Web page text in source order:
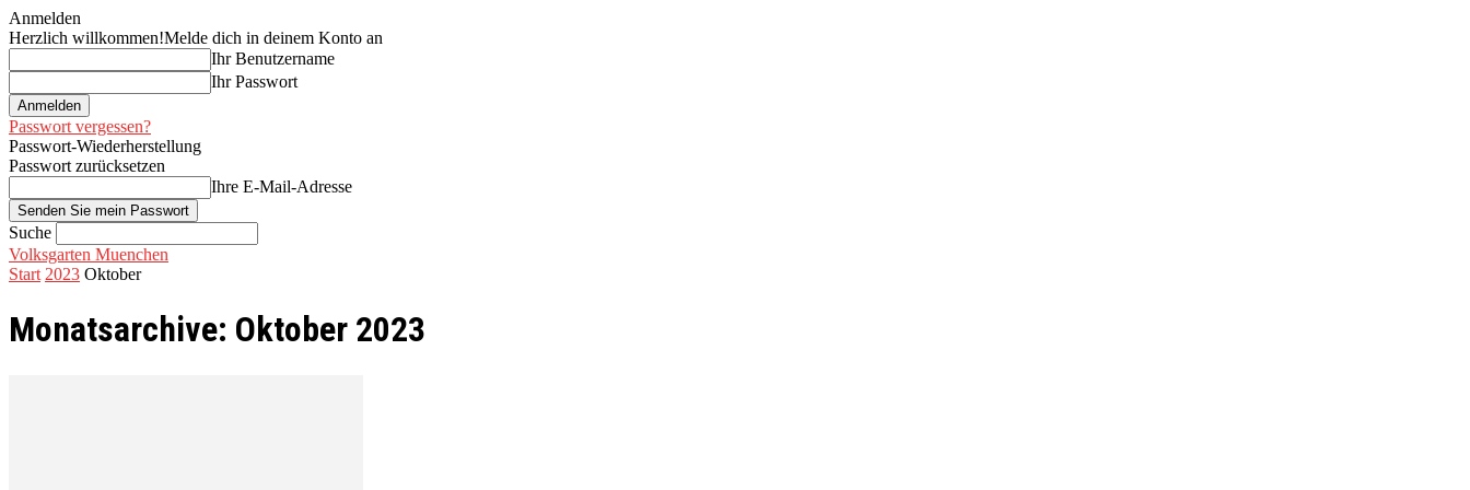
Anmelden
Herzlich willkommen!Melde dich in deinem Konto an
Ihr Benutzername
Ihr Passwort
Passwort vergessen?
Passwort-Wiederherstellung
Passwort zurücksetzen
Ihre E-Mail-Adresse
Suche
Volksgarten Muenchen
Start 2023 Oktober
Monatsarchive: Oktober 2023